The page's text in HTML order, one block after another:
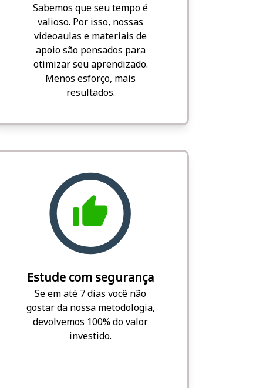
Sabemos que seu tempo é
valioso. Por isso, nossas
videoaulas e materiais de
apoio são pensados para
otimizar seu aprendizado.
Menos esforço, mais
resultados.
Estude com segurança
Se em até 7 dias você não
gostar da nossa metodologia,
devolvemos 100% do valor
investido.